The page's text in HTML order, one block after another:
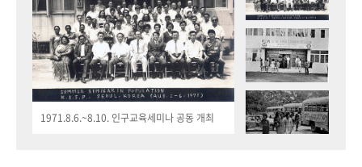
1971.8.6.~8.10. 인구교육세미나 공동 개최